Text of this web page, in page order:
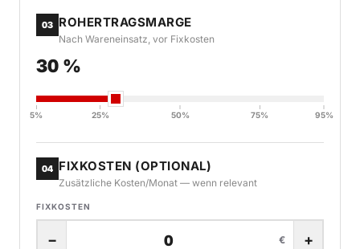
03 ROHERTRAGSMARGE
Nach Wareneinsatz, vor Fixkosten
30 %
5% 25% 50% 75% 95%
04 FIXKOSTEN (OPTIONAL)
Zusätzliche Kosten/Monat — wenn relevant
FIXKOSTEN
− € +